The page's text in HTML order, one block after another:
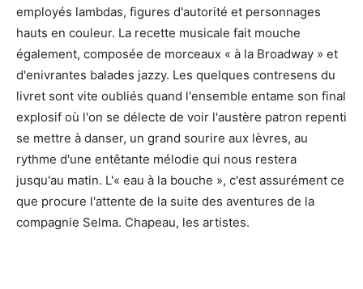
employés lambdas, figures d'autorité et personnages
hauts en couleur. La recette musicale fait mouche
également, composée de morceaux « à la Broadway » et
d'enivrantes balades jazzy. Les quelques contresens du
livret sont vite oubliés quand l'ensemble entame son final
explosif où l'on se délecte de voir l'austère patron repenti
se mettre à danser, un grand sourire aux lèvres, au
rythme d'une entêtante mélodie qui nous restera
jusqu'au matin. L'« eau à la bouche », c'est assurément ce
que procure l'attente de la suite des aventures de la
compagnie Selma. Chapeau, les artistes.